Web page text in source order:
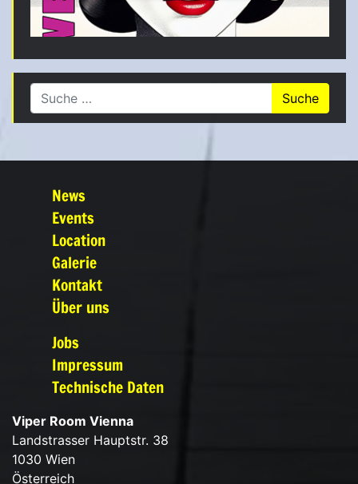
Suche nach:
News
Events
Location
Galerie
Kontakt
Über uns
Jobs
Impressum
Technische Daten
Viper Room Vienna
Landstrasser Hauptstr. 38
1030 Wien
Österreich